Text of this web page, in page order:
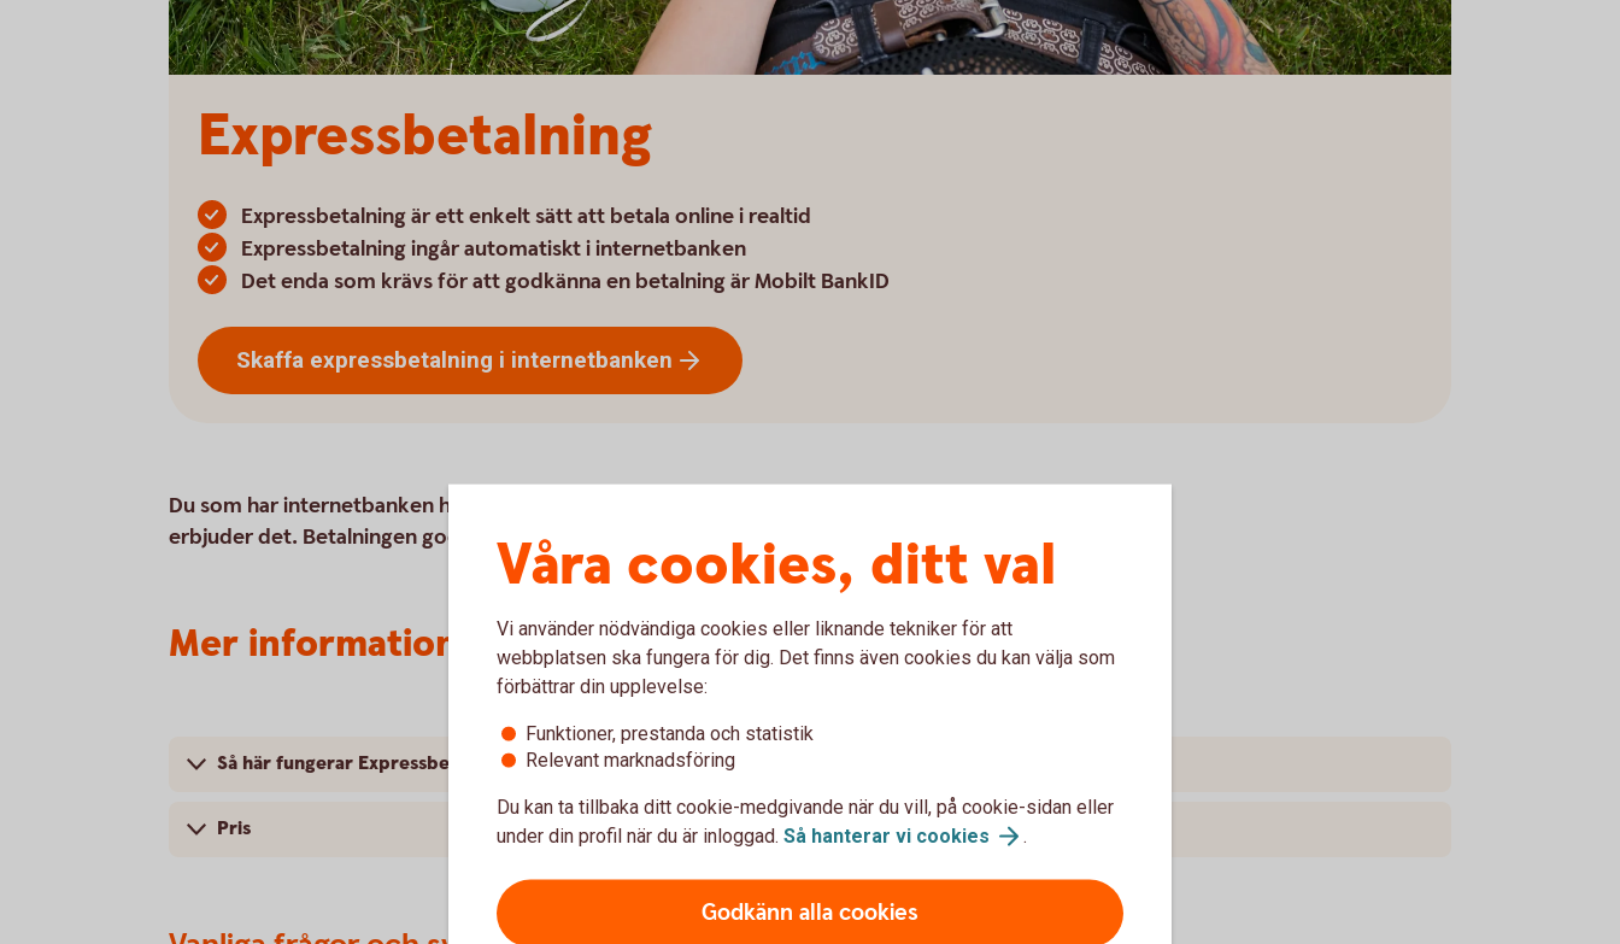
Expressbetalning
Expressbetalning är ett enkelt sätt att betala online i realtid
Expressbetalning ingår automatiskt i internetbanken
Det enda som krävs för att godkänna en betalning är Mobilt BankID
Skaffa expressbetalning i internetbanken
Du som har internetbanken hos oss kan välja Expressbetalning som betalsätt till företag som
erbjuder det. Betalningen godkänns med BankID och genomförs i realtid.
Mer information om Expressbetalning
Så här fungerar Expressbetalning
Pris
Våra cookies, ditt val
Vi använder nödvändiga cookies eller liknande tekniker för att
webbplatsen ska fungera för dig. Det finns även cookies du kan välja som
förbättrar din upplevelse:
Funktioner, prestanda och statistik
Relevant marknadsföring
Du kan ta tillbaka ditt cookie-medgivande när du vill, på cookie-sidan eller
under din profil när du är inloggad. Så hanterar vi cookies .
Godkänn alla cookies